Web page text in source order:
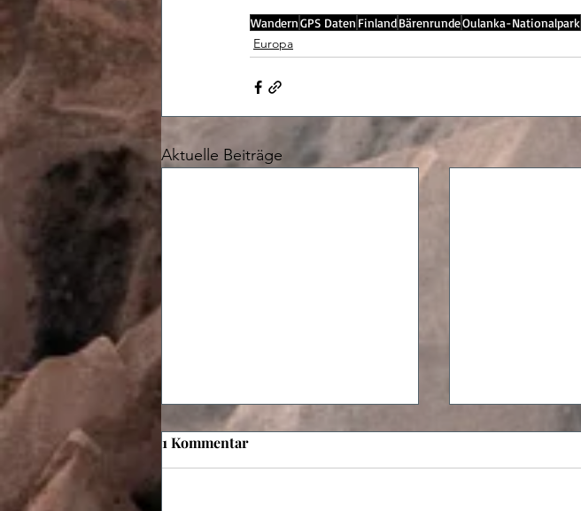
WandernGPS Daten FinlandBärenrundeOulanka-Nationalpark
Europa
Aktuelle Beiträge
1 Kommentar